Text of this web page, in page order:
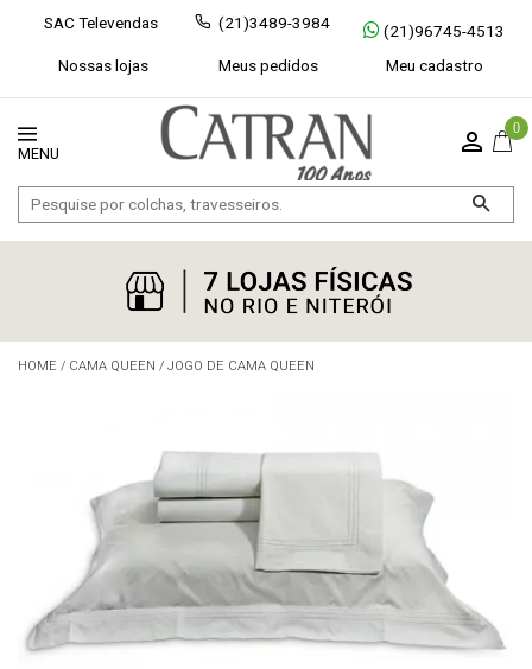
SAC Televendas (21)3489-3984
(21)96745-4513
Nossas lojas
Meus pedidos Meu cadastro
0
Exibir todos
HOME / CAMA QUEEN / JOGO DE CAMA QUEEN